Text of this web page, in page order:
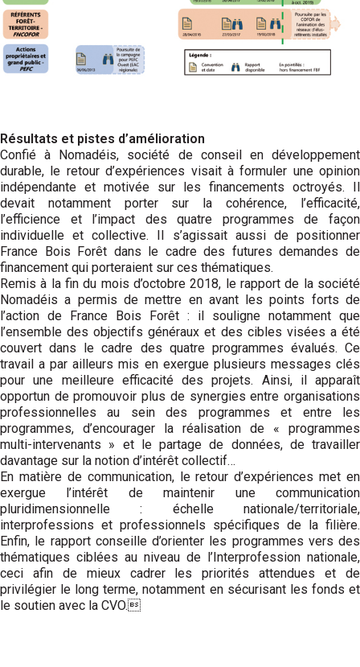
Résultats et pistes d’amélioration
Confié à Nomadéis, société de conseil en développement
durable, le retour d’expériences visait à formuler une opinion
indépendante et motivée sur les financements octroyés. Il
devait notamment porter sur la cohérence, l’efficacité,
l’efficience et l’impact des quatre programmes de façon
individuelle et collective. Il s’agissait aussi de positionner
France Bois Forêt dans le cadre des futures demandes de
financement qui porteraient sur ces thématiques.
Remis à la fin du mois d’octobre 2018, le rapport de la société
Nomadéis a permis de mettre en avant les points forts de
l’action de France Bois Forêt : il souligne notamment que
l’ensemble des objectifs généraux et des cibles visées a été
couvert dans le cadre des quatre programmes évalués. Ce
travail a par ailleurs mis en exergue plusieurs messages clés
pour une meilleure efficacité des projets. Ainsi, il apparaît
opportun de promouvoir plus de synergies entre organisations
professionnelles au sein des programmes et entre les
programmes, d’encourager la réalisation de « programmes
multi-intervenants » et le partage de données, de travailler
davantage sur la notion d’intérêt collectif…
En matière de communication, le retour d’expériences met en
exergue l’intérêt de maintenir une communication
pluridimensionnelle : échelle nationale/territoriale,
interprofessions et pro­fessionnels spécifiques de la filière.
Enfin, le rapport conseille d’orienter les programmes vers des
thématiques ciblées au niveau de l’Interprofession nationale,
ceci afin de mieux cadrer les priorités attendues et de
privilégier le long terme, notamment en sécurisant les fonds et
le soutien avec la CVO.